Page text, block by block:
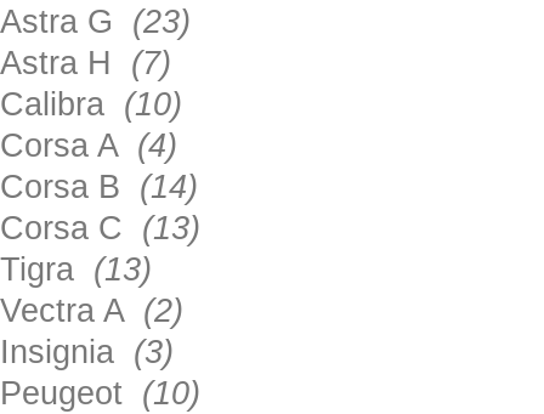
Astra G (23)
Astra H (7)
Calibra (10)
Corsa A (4)
Corsa B (14)
Corsa C (13)
Tigra (13)
Vectra A (2)
Insignia (3)
Peugeot (10)